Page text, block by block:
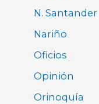
N. Santander
Nariño
Oficios
Opinión
Orinoquía